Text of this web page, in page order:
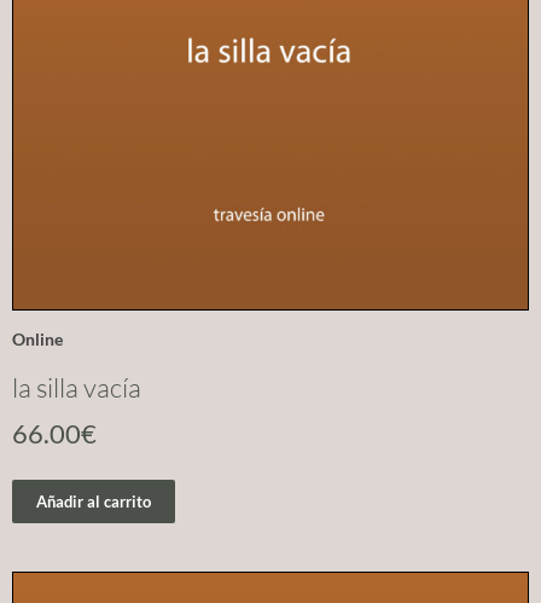
Online
la silla vacía
66.00€
Añadir al carrito